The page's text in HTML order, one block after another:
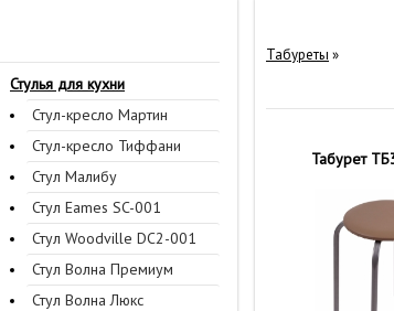
Стулья для кухни
Стул-кресло Мартин
Стул-кресло Тиффани
Стул Малибу
Стул Eames SC-001
Стул Woodville DC2-001
Стул Волна Премиум
Стул Волна Люкс
Табуреты »
Табурет